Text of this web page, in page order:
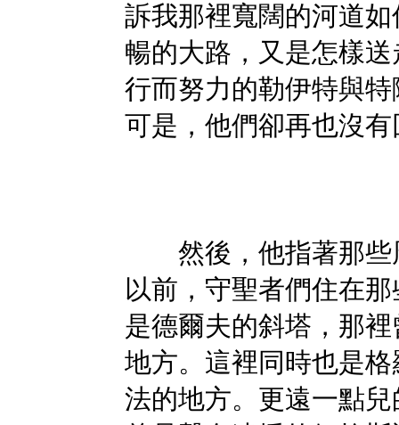
訴我那裡寬闊的河道
暢的大路，又是怎樣
行而努力的勒伊特與
可是，他們卻再也沒有
然後，他指著那些
以前，守聖者們住在
是德爾夫的斜塔，那
地方。這裡同時也是
法的地方。更遠一點